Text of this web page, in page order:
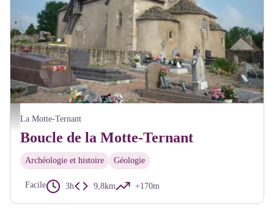
Eglise de la Motte Ternant - Pnr Morvan
La Motte-Ternant
Boucle de la Motte-Ternant
Archéologie et histoire Géologie
Facile 3h 9,8km +170m